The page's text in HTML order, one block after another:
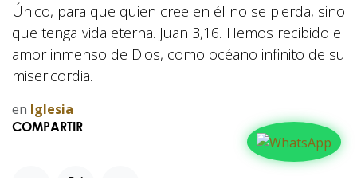
Único, para que quien cree en él no se pierda, sino
que tenga vida eterna. Juan 3,16. Hemos recibido el
amor inmenso de Dios, como océano infinito de su
misericordia.
en Iglesia
COMPARTIR